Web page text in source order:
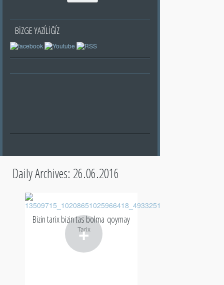
BIZGE YAZÍLIĞÍZ
Daily Archives: 26.06.2016
+
Bizin tarix bizin tas bolma qoymay
Tarix